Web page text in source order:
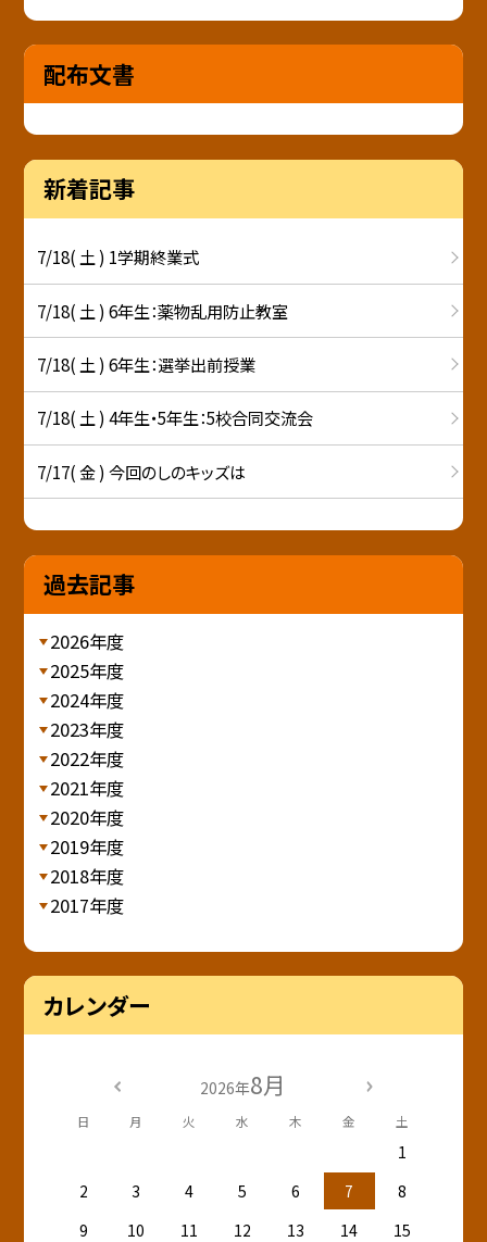
配布文書
新着記事
7/18( 土 ) 1学期終業式
7/18( 土 ) 6年生：薬物乱用防止教室
7/18( 土 ) 6年生：選挙出前授業
7/18( 土 ) 4年生・5年生：5校合同交流会
7/17( 金 ) 今回のしのキッズは
過去記事
2026年度
2025年度
2024年度
2023年度
2022年度
2021年度
2020年度
2019年度
2018年度
2017年度
カレンダー
2026年8月
日 月 火 水 木 金 土
1
2
3 4 5 6 7
8
9
10 11 12 13 14
15